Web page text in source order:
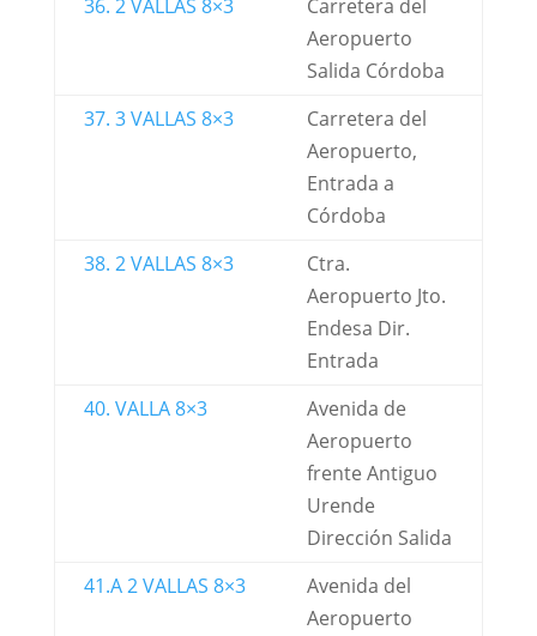
36. 2 VALLAS 8×3
Carretera del
Aeropuerto
Salida Córdoba
37. 3 VALLAS 8×3
Carretera del
Aeropuerto,
Entrada a
Córdoba
38. 2 VALLAS 8×3
Ctra.
Aeropuerto Jto.
Endesa Dir.
Entrada
40. VALLA 8×3
Avenida de
Aeropuerto
frente Antiguo
Urende
Dirección Salida
41.A 2 VALLAS 8×3
Avenida del
Aeropuerto